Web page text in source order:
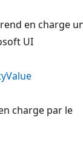
en charge
UI
charge par le